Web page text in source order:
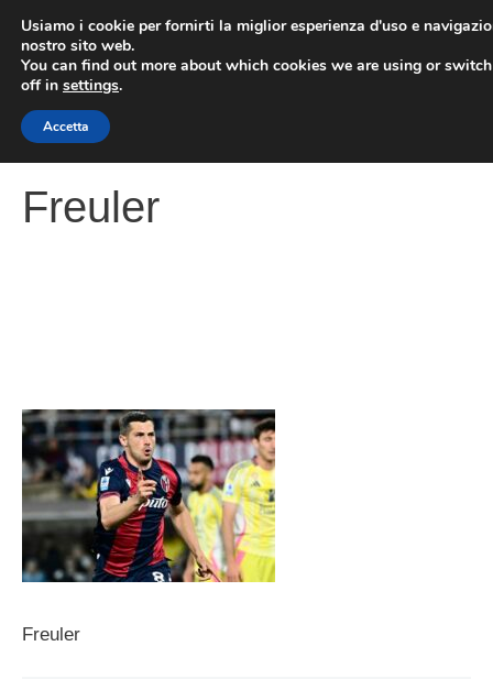
contenuto
Freuler
Freuler
Usiamo i cookie per fornirti la miglior esperienza d'uso e
nostro sito web.
You can find out more about which cookies we are using or
off in settings.
Accetta